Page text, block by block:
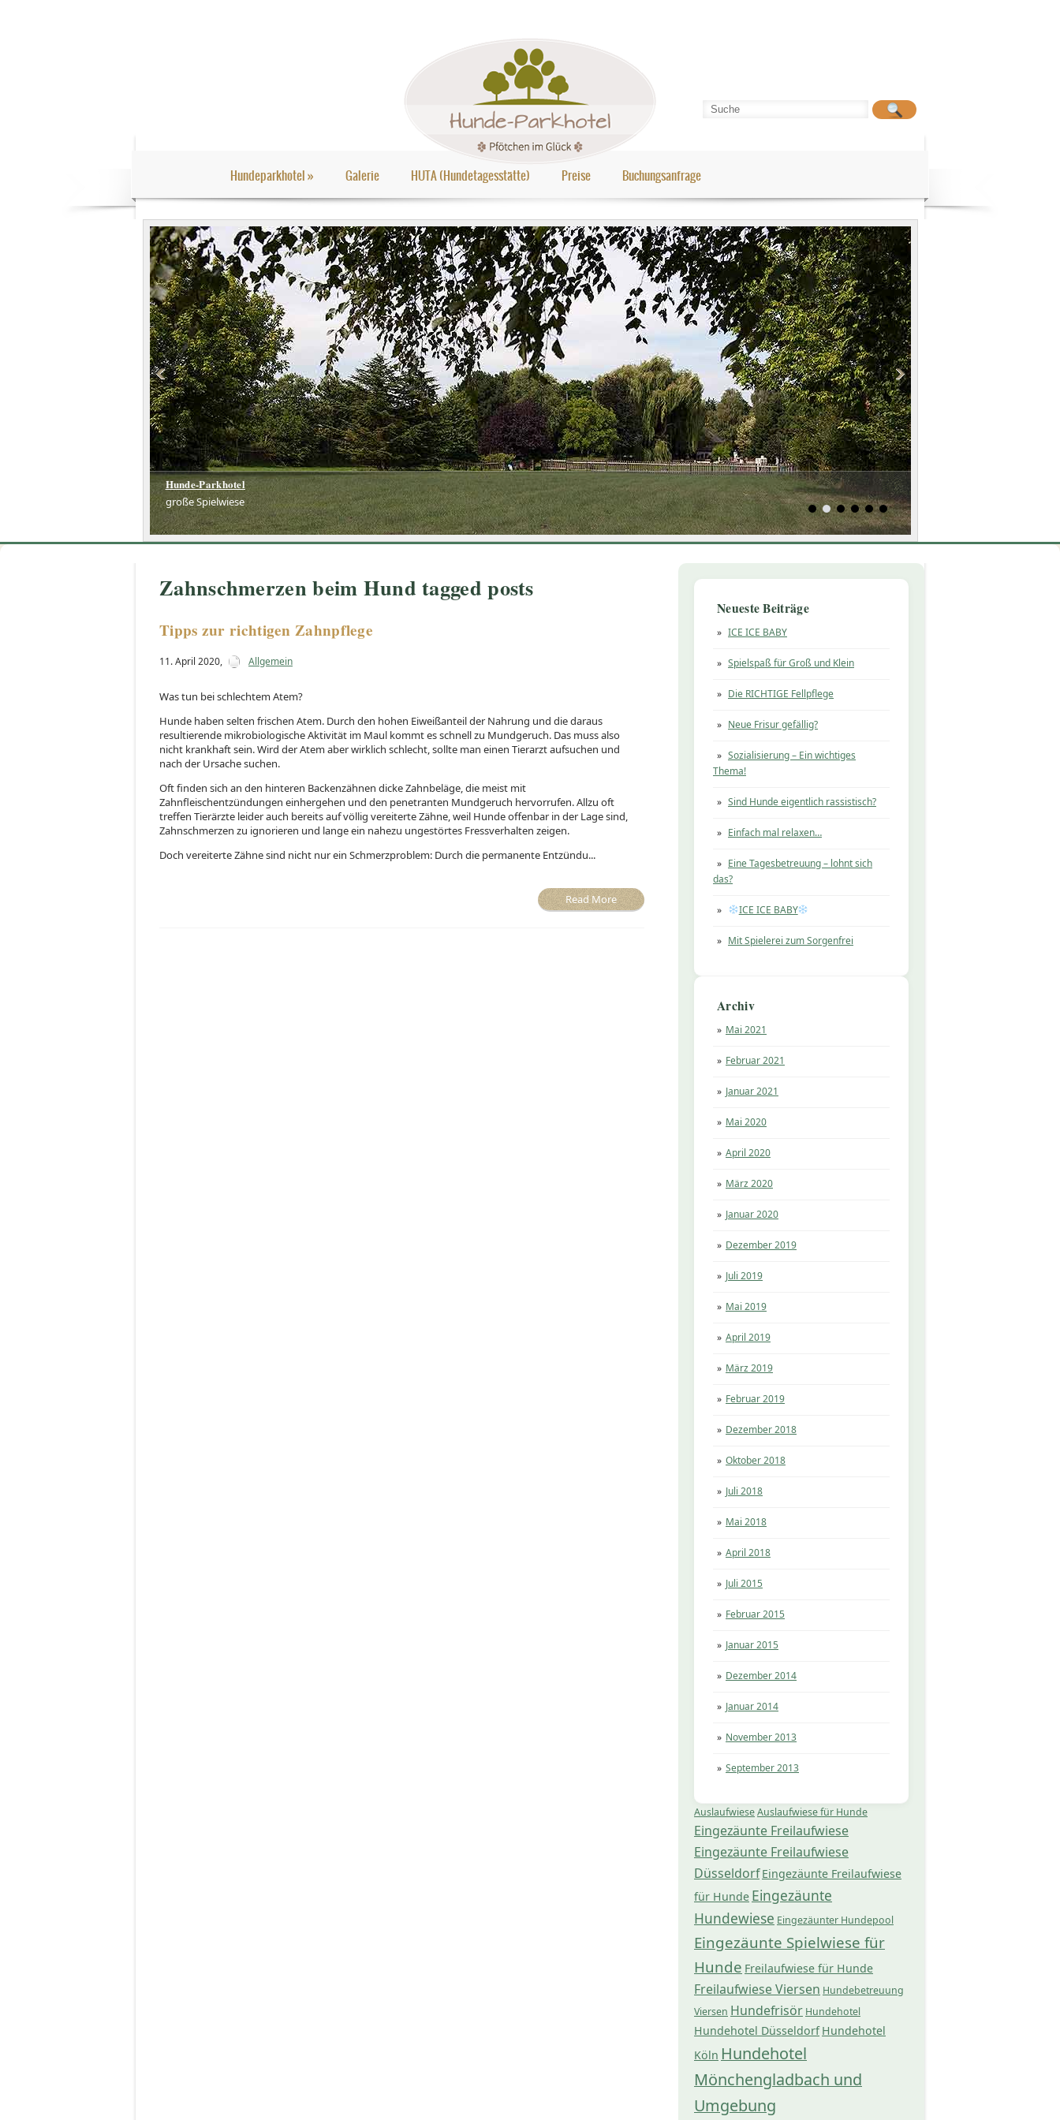
Hundeparkhotel» Galerie HUTA (Hundetagesstätte) Preise Buchungsanfrage
Hunde-Parkhotel
große Spielwiese
1 2 3 4 5 6
Neueste Beiträge
ICE ICE BABY
Spielspaß für Groß und Klein
Die RICHTIGE Fellpflege
Neue Frisur gefällig?
Sozialisierung – Ein wichtiges
Thema!
Sind Hunde eigentlich rassistisch?
Einfach mal relaxen…
Eine Tagesbetreuung – lohnt sich
das?
ICE ICE BABY
Mit Spielerei zum Sorgenfrei
Archiv
Mai 2021
Februar 2021
Januar 2021
Mai 2020
April 2020
März 2020
Januar 2020
Dezember 2019
Juli 2019
Mai 2019
April 2019
März 2019
Februar 2019
Dezember 2018
Oktober 2018
Juli 2018
Mai 2018
April 2018
Juli 2015
Februar 2015
Januar 2015
Dezember 2014
Januar 2014
November 2013
September 2013
AuslaufwieseAuslaufwiese für Hunde
Eingezäunte Freilaufwiese
Eingezäunte Freilaufwiese
Düsseldorf Eingezäunte Freilaufwiese
für Hunde Eingezäunte
Hundewiese Eingezäunter Hundepool
Eingezäunte Spielwiese für
Hunde Freilaufwiese für Hunde
Freilaufwiese Viersen Hundebetreuung
Viersen Hundefrisör Hundehotel
Hundehotel Düsseldorf Hundehotel
Köln Hundehotel
Mönchengladbach und
Umgebung
Zahnschmerzen beim Hund tagged posts
Tipps zur richtigen Zahnpflege
11. April 2020, Allgemein
Was tun bei schlechtem Atem?
Hunde haben selten frischen Atem. Durch den hohen Eiweißanteil der Nahrung und die daraus
resultierende mikrobiologische Aktivität im Maul kommt es schnell zu Mundgeruch. Das muss also
nicht krankhaft sein. Wird der Atem aber wirklich schlecht, sollte man einen Tierarzt aufsuchen und
nach der Ursache suchen.
Oft finden sich an den hinteren Backenzähnen dicke Zahnbeläge, die meist mit
Zahnfleischentzündungen einhergehen und den penetranten Mundgeruch hervorrufen. Allzu oft
treffen Tierärzte leider auch bereits auf völlig vereiterte Zähne, weil Hunde offenbar in der Lage sind,
Zahnschmerzen zu ignorieren und lange ein nahezu ungestörtes Fressverhalten zeigen.
Doch vereiterte Zähne sind nicht nur ein Schmerzproblem: Durch die permanente Entzündu...
Read More